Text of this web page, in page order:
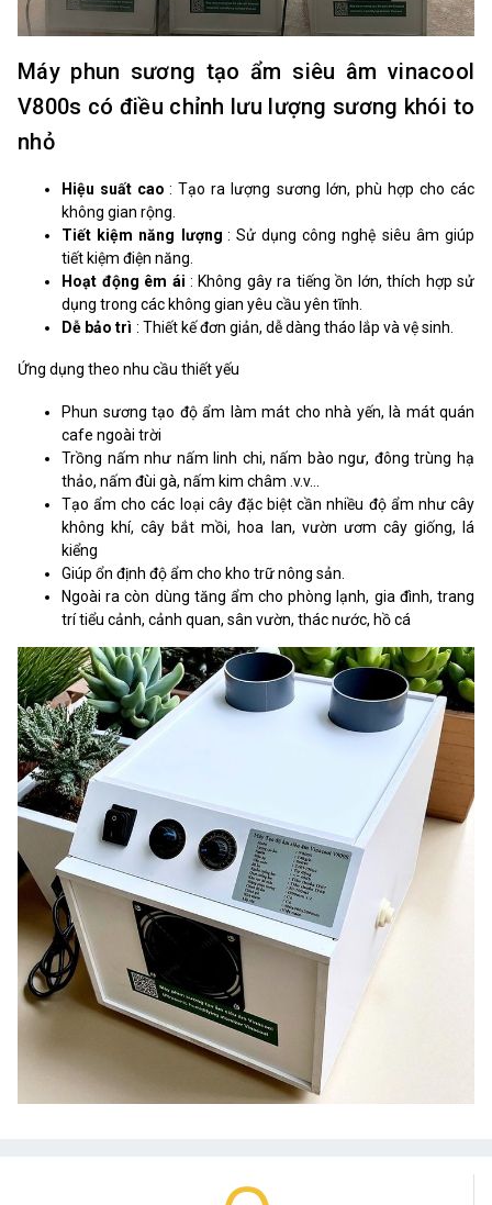
Máy phun sương tạo ẩm siêu âm vinacool
V800s có điều chỉnh lưu lượng sương khói to
nhỏ
Hiệu suất cao : Tạo ra lượng sương lớn, phù hợp cho các
không gian rộng.
Tiết kiệm năng lượng : Sử dụng công nghệ siêu âm giúp
tiết kiệm điện năng.
Hoạt động êm ái : Không gây ra tiếng ồn lớn, thích hợp sử
dụng trong các không gian yêu cầu yên tĩnh.
Dễ bảo trì : Thiết kế đơn giản, dễ dàng tháo lắp và vệ sinh.
Ứng dụng theo nhu cầu thiết yếu
Phun sương tạo độ ẩm làm mát cho nhà yến, là mát quán
cafe ngoài trời
Trồng nấm như nấm linh chi, nấm bào ngư, đông trùng hạ
thảo, nấm đùi gà, nấm kim châm .v.v…
Tạo ẩm cho các loại cây đặc biệt cần nhiều độ ẩm như cây
không khí, cây bắt mồi, hoa lan, vườn ươm cây giống, lá
kiểng
Giúp ổn định độ ẩm cho kho trữ nông sản.
Ngoài ra còn dùng tăng ẩm cho phòng lạnh, gia đình, trang
trí tiểu cảnh, cảnh quan, sân vườn, thác nước, hồ cá